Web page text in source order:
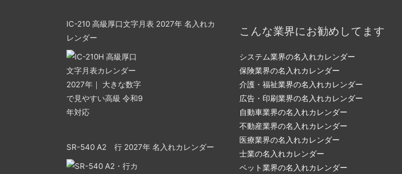
IC-210 高級厚口文字月表 2027年 名入れカ
レンダー
SR-540 A2 行 2027年 名入れカレンダー
こんな業界にお勧めしてます
システム業界の名入れカレンダー
保険業界の名入れカレンダー
介護・福祉業界の名入れカレンダー
広告・印刷業界の名入れカレンダー
自動車業界の名入れカレンダー
不動産業界の名入れカレンダー
医療業界の名入れカレンダー
士業の名入れカレンダー
ペット業界の名入れカレンダー